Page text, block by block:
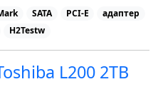
SATA PCI-E
адаптер
H2Testw
L200 2TB